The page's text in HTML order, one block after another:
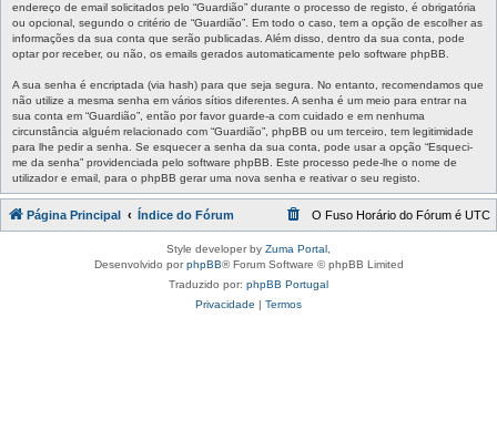
endereço de email solicitados pelo “Guardião” durante o processo de registo, é obrigatória
ou opcional, segundo o critério de “Guardião”. Em todo o caso, tem a opção de escolher as
informações da sua conta que serão publicadas. Além disso, dentro da sua conta, pode
optar por receber, ou não, os emails gerados automaticamente pelo software phpBB.
A sua senha é encriptada (via hash) para que seja segura. No entanto, recomendamos que
não utilize a mesma senha em vários sítios diferentes. A senha é um meio para entrar na
sua conta em “Guardião”, então por favor guarde-a com cuidado e em nenhuma
circunstância alguém relacionado com “Guardião”, phpBB ou um terceiro, tem legitimidade
para lhe pedir a senha. Se esquecer a senha da sua conta, pode usar a opção “Esqueci-
me da senha” providenciada pelo software phpBB. Este processo pede-lhe o nome de
utilizador e email, para o phpBB gerar uma nova senha e reativar o seu registo.
Página Principal Índice do Fórum O Fuso Horário do Fórum é UTC
Style developer by Zuma Portal
Desenvolvido porphpBB® Forum Software © phpBB Limited
Traduzido por: phpBB Portugal
Privacidade | Termos